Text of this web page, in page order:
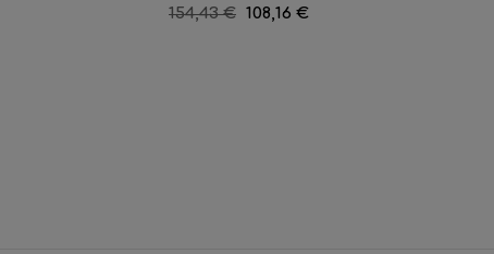
Precio
154,43 € Precio
108,16 €